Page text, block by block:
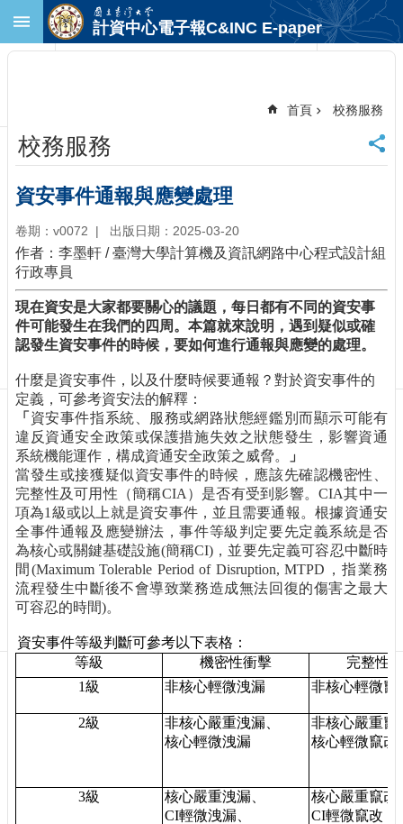
跳到主要內容區塊
首
頁
臺
大
首
頁
計
中
首
頁
聯
絡
資
訊
訂
閱/
取
消
網
站
導
覽
最
消
於
出
計資中心電子報C&INC E-paper
首頁 校務服務
校務服務
資安事件通報與應變處理
卷期：v0072 出版日期：2025-03-20
作者：李墨軒 / 臺灣大學計算機及資訊網路中心程式設計組
行政專員
現在資安是大家都要關心的議題，每日都有不同的資安事
件可能發生在我們的四周。本篇就來說明，遇到疑似或確
認發生資安事件的時候，要如何進行通報與應變的處理。
什麼是資安事件，以及什麼時候要通報？對於資安事件的
定義，可參考資安法的解釋：
「 資安事件指系統、服務或網路狀態經鑑別而顯示可能有
違反資通安全政策或保護措施失效之狀態發生，影響資通
系統機能運作，構成資通安全政策之威脅。
」
當發生或接獲疑似資安事件的時候，應該先確認機密性、
完整性及可用性（簡稱CIA ）是否有受到影響。CIA其中一
項為1 級或以上就是資安事件，並且需要通報。根據資通安
全事件通報及應變辦法，事件等級判定要先定義系統是否
為核心或關鍵基礎設施(簡稱CI) ，並要先定義可容忍中斷時
間 (Maximum Tolerable Period of Disruption, MTPD ，指業務
流程發生中斷後不會導致業務造成無法回復的傷害之最大
可容忍的時間)。
資安事件等級判斷可參考以下表格：
等級
機密性衝擊
完整性
1級 非核心輕微洩漏 非核心輕微竄
2級
非核心嚴重洩漏、
核心輕微洩漏
非核心嚴重竄
核心輕微竄改
3級
核心嚴重洩漏、
CI輕微洩漏、
核心嚴重竄改
CI輕微竄改